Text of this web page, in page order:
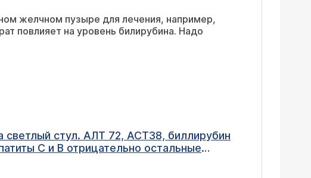
желчном пузыре для лечения, например,
повлияет на уровень билирубина. Надо
светлый стул. АЛТ 72, АСТ38, биллирубин
С и В отрицательно остальные